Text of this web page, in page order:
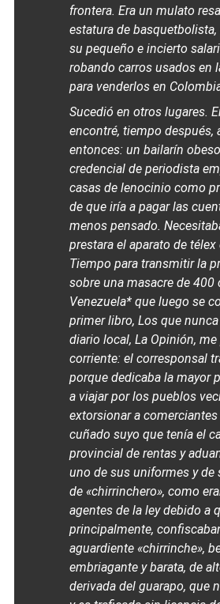
frontera. Era un mulato
estatura de
su pequeño e incierto
robando carros usados en
para venderlos en
Sucedió en otros lugares.
encontré, tiempo después,
entonces: un bailarín
credencial de periodista
casas de lenocinio como
de que iría a pagar las
menos pensado.
prestara el aparato de
Tiempo para transmitir la
sobre una masacre de
Venezuela* que luego se
primer libro, Los que
diario local, La Opinión,
corriente: el corresponsal
porque dedicaba la mayor
a viajar por los pueblos
extorsionar a
cuñado suyo que tenía el
provincial de rentas y
uno de sus uniformes y de
de «chirrinchero», como
agentes de la ley debido a
principalmente,
aguardiente «chirrinche»,
embriagante y barata, de
derivada del guarapo, que